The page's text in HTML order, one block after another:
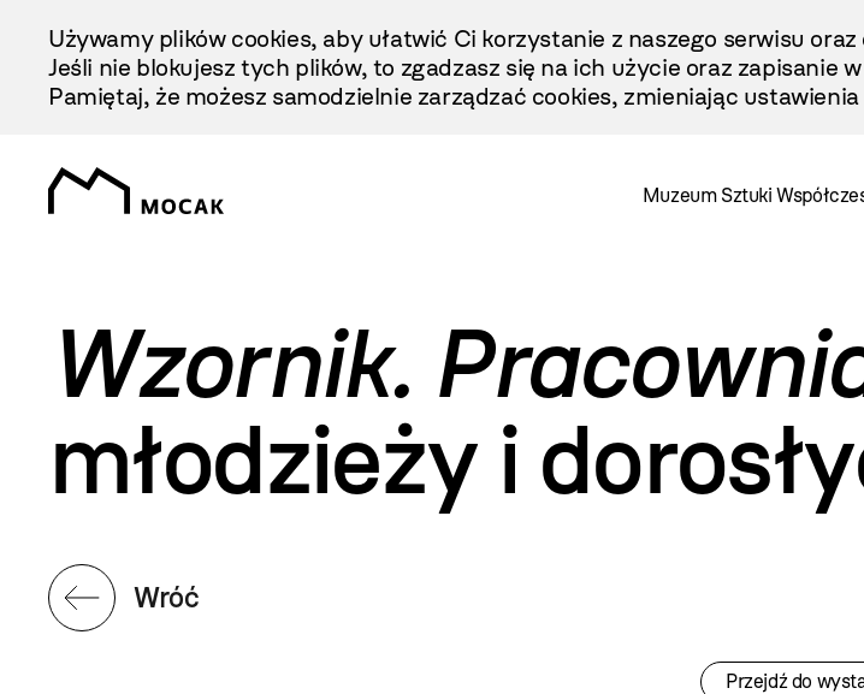
Treści
Używamy plików cookies, aby ułatwić Ci korzystanie z naszego serwisu
Jeśli nie blokujesz tych plików, to zgadzasz się na ich użycie oraz zapisanie
Pamiętaj, że możesz samodzielnie zarządzać cookies, zmieniając
Muzeum Sztuki
Wzornik.
młodzieży i
Wróć
Przejdź do